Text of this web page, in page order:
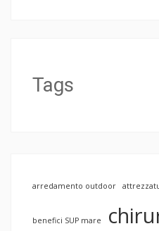
Tags
arredamento outdoor
benefici SUP mare